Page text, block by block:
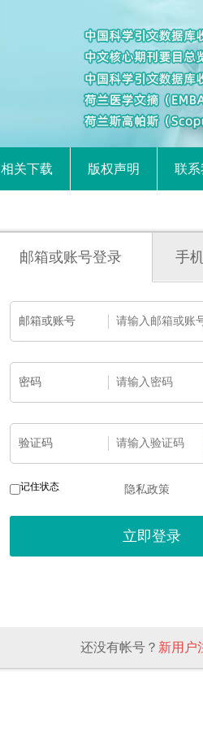
相关下载 版权声明 联系
邮箱或账号登录 手
邮箱或账号
密码
验证码
记住状态 隐私政策
还没有帐号？ 新用户